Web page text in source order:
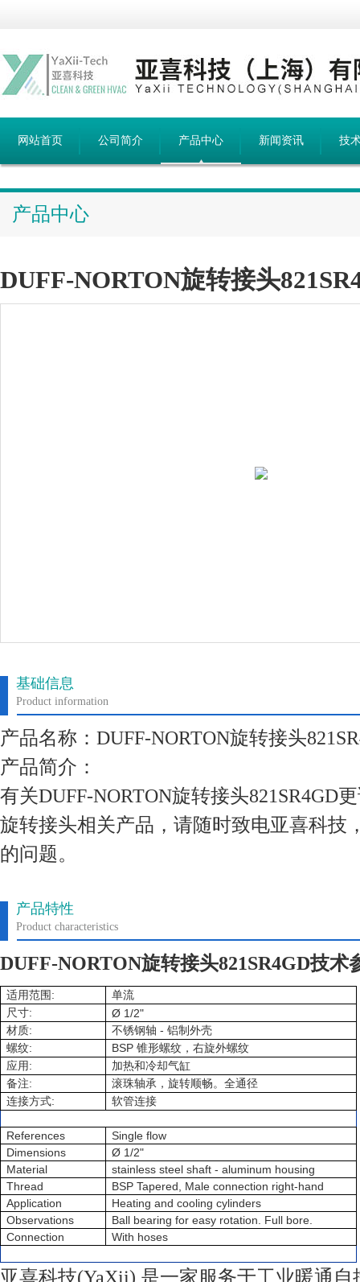
网站首页 公司简介 产品中心 新闻资讯 技
产品中心
DUFF-NORTON旋转接头
基础信息
Product information
产品名称：DUFF-NORTON旋转接头
产品简介：
有关DUFF-NORTON旋转接头821SR4GD
旋转接头相关产品，请随时致电亚喜科技
的问题。
产品特性
Product characteristics
DUFF-NORTON旋转接头821SR4GD技术
适用范围 :
单流
尺寸: Ø 1/2"
材质: 不锈钢轴 - 铝制外壳
螺纹: BSP 锥形螺纹，右旋外螺纹
应用 :
加热和冷却气缸
备注:
滚珠轴承，旋转顺畅。全通径
连接方式: 软管连接
References
Single flow
Dimensions
Ø 1/2"
Material
stainless steel shaft - aluminum housing
Thread
BSP Tapered, Male connection right-hand
Application
Heating and cooling cylinders
Observations
Ball bearing for easy rotation. Full bore.
Connection
With hoses
亚喜科技(YaXii) 是一家服务于工业暖通自